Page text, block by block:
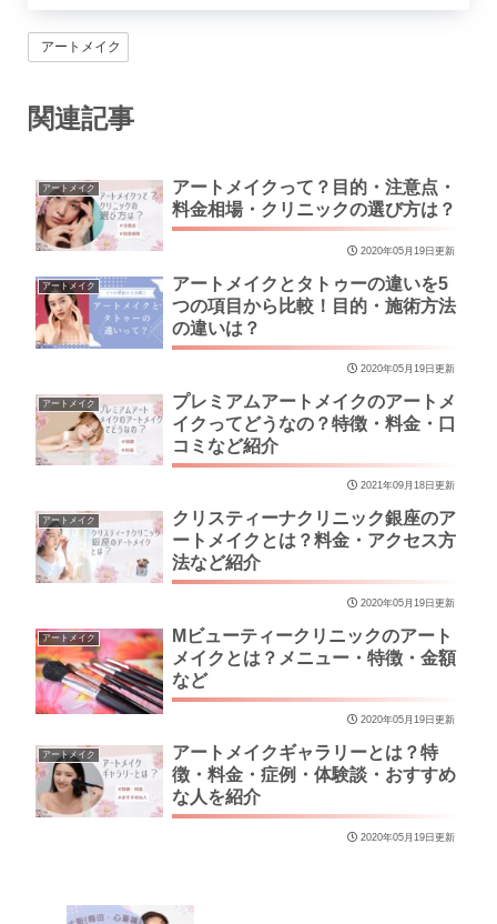
アートメイク
関連記事
アートメイク
アートメイクって？目的・注意点・
料金相場・クリニックの選び方は？
2020年05月19日更新
アートメイク
アートメイクとタトゥーの違いを5
つの項目から比較！目的・施術方法
の違いは？
2020年05月19日更新
アートメイク
プレミアムアートメイクのアートメ
イクってどうなの？特徴・料金・口
コミなど紹介
2021年09月18日更新
アートメイク
クリスティーナクリニック銀座のア
ートメイクとは？料金・アクセス方
法など紹介
2020年05月19日更新
アートメイク
Mビューティークリニックのアート
メイクとは？メニュー・特徴・金額
など
2020年05月19日更新
アートメイク
アートメイクギャラリーとは？特
徴・料金・症例・体験談・おすすめ
な人を紹介
2020年05月19日更新